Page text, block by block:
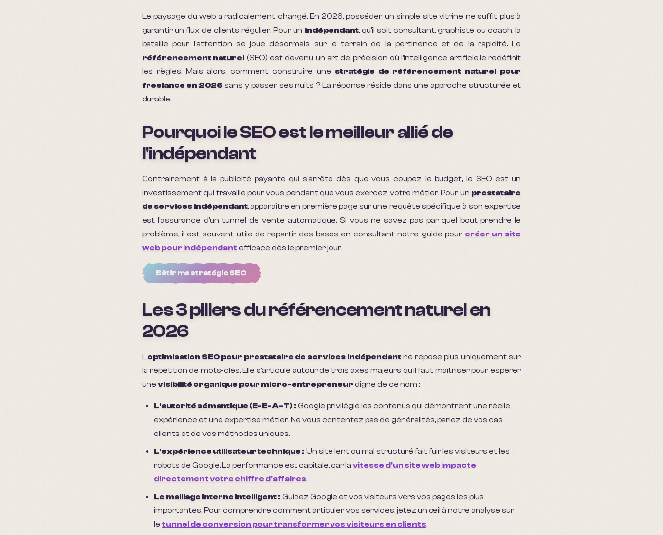
Le paysage du web a radicalement changé. En 2026, posséder un simple site vitrine ne suffit plus à
garantir un flux de clients régulier. Pour un indépendant, qu'il soit consultant, graphiste ou coach, la
bataille pour l'attention se joue désormais sur le terrain de la pertinence et de la rapidité. Le
référencement naturel (SEO) est devenu un art de précision où l'intelligence artificielle redéfinit
les règles. Mais alors, comment construire une stratégie de référencement naturel pour
freelance en 2026 sans y passer ses nuits ? La réponse réside dans une approche structurée et
durable.
Pourquoi le SEO est le meilleur allié de
l'indépendant
Contrairement à la publicité payante qui s'arrête dès que vous coupez le budget, le SEO est un
investissement qui travaille pour vous pendant que vous exercez votre métier. Pour un prestataire
de services indépendant, apparaître en première page sur une requête spécifique à son expertise
est l'assurance d'un tunnel de vente automatique. Si vous ne savez pas par quel bout prendre le
problème, il est souvent utile de repartir des bases en consultant notre guide pour créer un site
web pour indépendant efficace dès le premier jour.
Bâtir ma stratégie SEO
Les 3 piliers du référencement naturel en
2026
L'optimisation SEO pour prestataire de services indépendant ne repose plus uniquement sur
la répétition de mots-clés. Elle s'articule autour de trois axes majeurs qu'il faut maîtriser pour espérer
une visibilité organique pour micro-entrepreneur digne de ce nom :
L'autorité sémantique (E-E-A-T) : Google privilégie les contenus qui démontrent une réelle
expérience et une expertise métier. Ne vous contentez pas de généralités, parlez de vos cas
clients et de vos méthodes uniques.
L'expérience utilisateur technique : Un site lent ou mal structuré fait fuir les visiteurs et les
robots de Google. La performance est capitale, car la vitesse d'un site web impacte
directement votre chiffre d'affaires.
Le maillage interne intelligent : Guidez Google et vos visiteurs vers vos pages les plus
importantes. Pour comprendre comment articuler vos services, jetez un œil à notre analyse sur
le tunnel de conversion pour transformer vos visiteurs en clients.